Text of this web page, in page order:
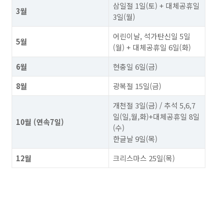
3월
삼일절 1일(토) + 대체공휴일
3일(월)
5월
어린이날, 석가탄신일 5일
(월) + 대체공휴일 6일(화)
6월
현충일 6일(금)
8월
광복절 15일(금)
10월 (연속7일)
개천절 3일(금) / 추석 5,6,7
일(일,월,화)+대체공휴일 8일
(수)
한글날 9일(목)
12월
크리스마스 25일(목)